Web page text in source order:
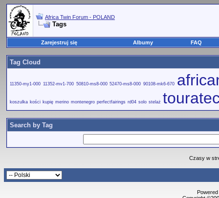
Africa Twin Forum - POLAND
Tags
Zarejestruj się Albumy FAQ
Tag Cloud
11350-my1-000 11352-mv1-700 50810-ms8-000 52470-ms8-000 90108-mk6-670
koszulka kości kupię merino montenegro perfectfairings rd04 solo stelaż
Search by Tag
Czasy w